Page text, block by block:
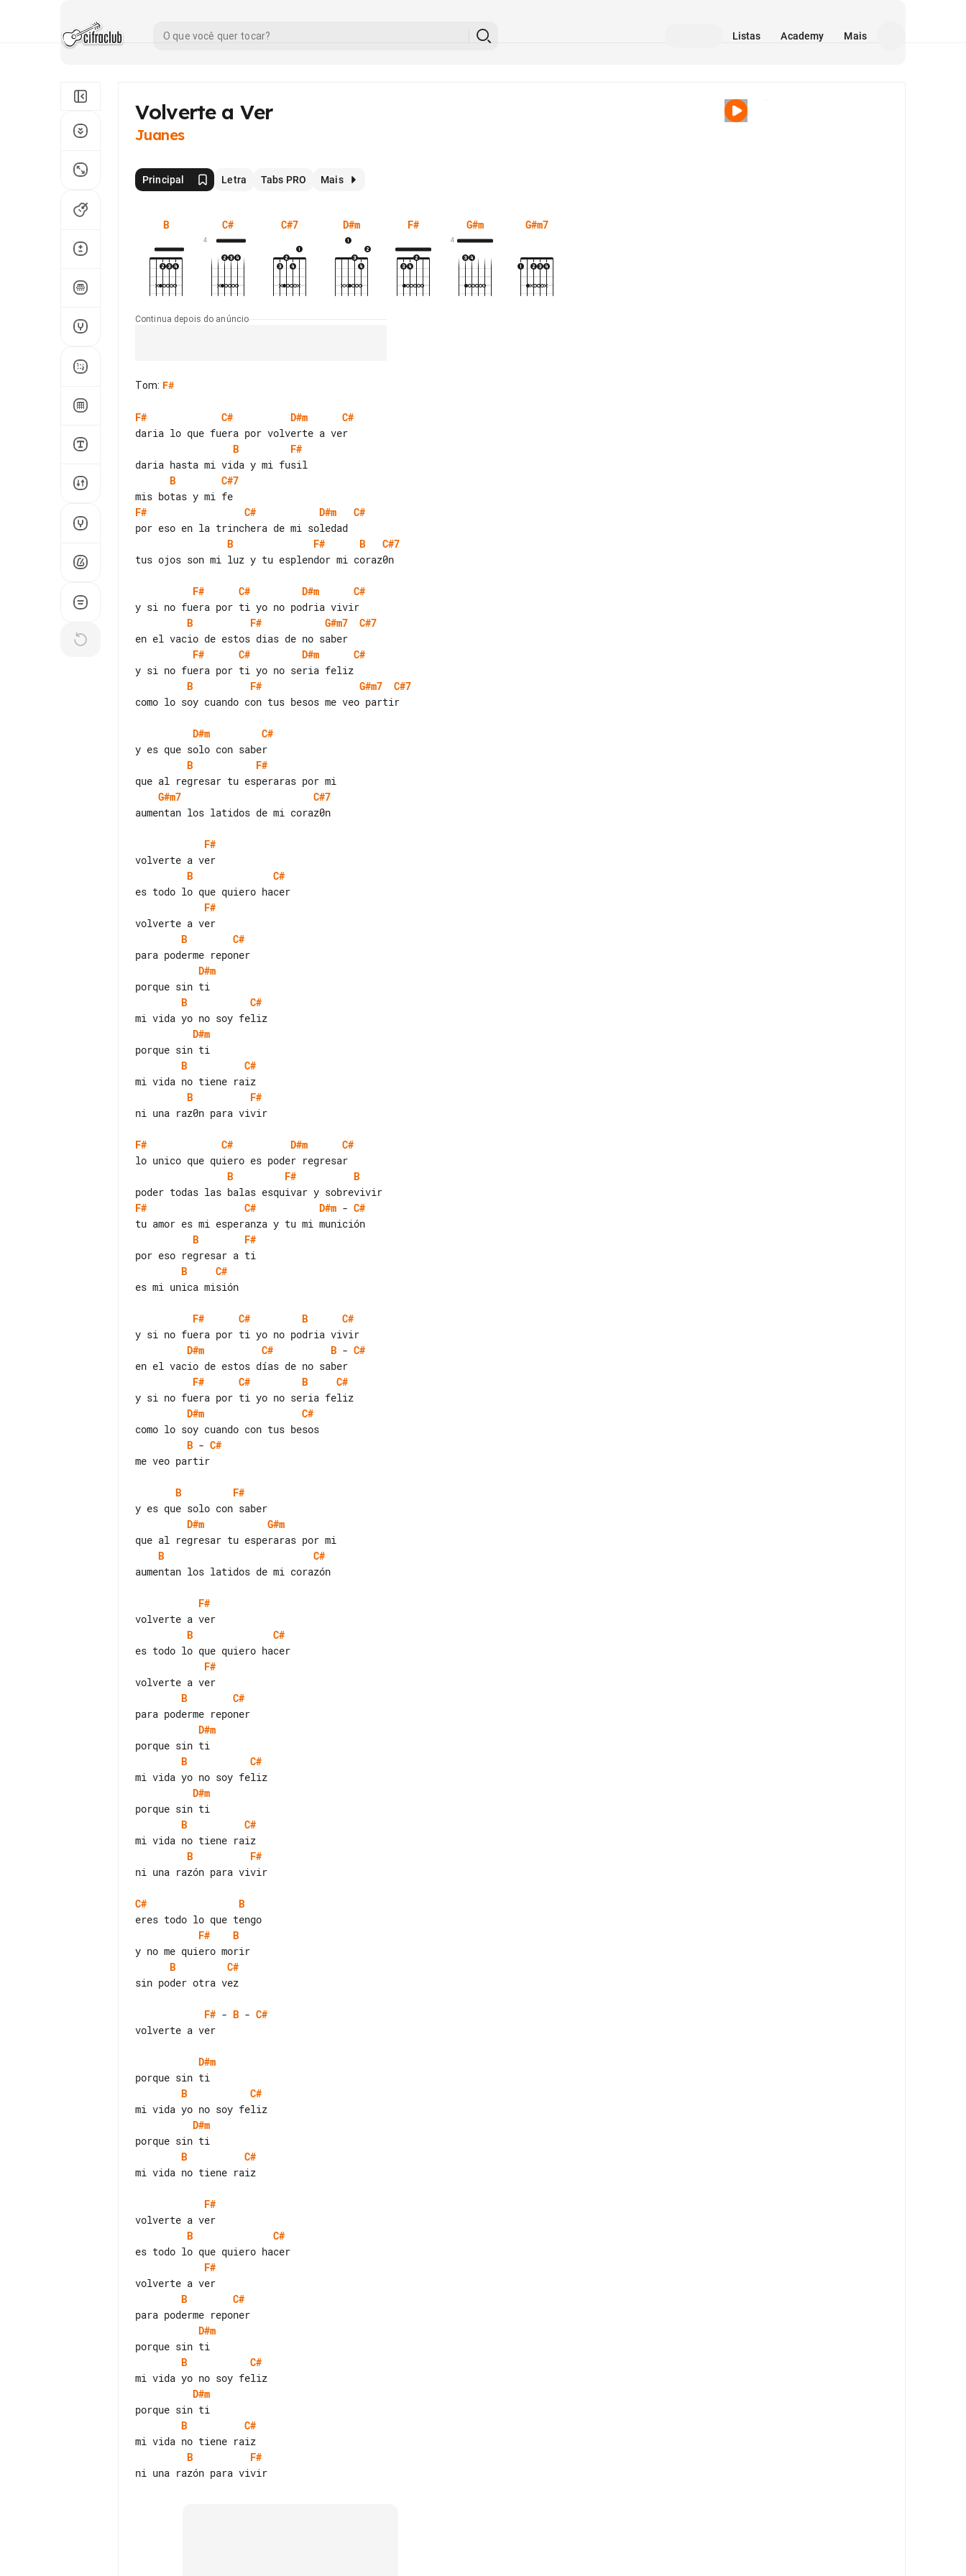
Listas Academy Mais
Volverte a Ver
Juanes
Principal Letra Tabs PRO Mais
B C#
4
C#7 D#m F# G#m
4
G#m7
Continua depois do anúncio
Tom: F#
F# C# D#m
C#
B
F#
B
C#7
F#
C# D#m
C#
B
F# B
C#7
tus ojos son mi luz y tu esplendor mi coraz0n
F# C# D#m
C#
B
F# G#m7
C#7
F#
C# D#m
C#
B
F# G#m7
C#7
como lo soy cuando con tus besos me veo partir
D#m
C#
B
F#
G#m7
C#7
aumentan los latidos de mi coraz0n
F#
B
C#
F#
B
C#
D#m
B
C#
D#m
B
C#
B
F#
ni una raz0n para vivir
F# C# D#m
C#
B
F#
B
F#
C# D#m - C#
B
F#
B
C#
es mi unica misión
F# C# B
C#
D#m
C# B - C#
F#
C# B
C#
D#m
C#
B - C#
me veo partir
B
F#
D#m
G#m
B
C#
aumentan los latidos de mi corazón
F#
B
C#
F#
B
C#
D#m
B
C#
D#m
B
C#
B
F#
ni una razón para vivir
C#
B
F#
B
B
C#
sin poder otra vez
F# - B - C#
volverte a ver
D#m
B
C#
D#m
B
C#
mi vida no tiene raiz
F#
B
C#
F#
B
C#
D#m
B
C#
D#m
B
C#
B
F#